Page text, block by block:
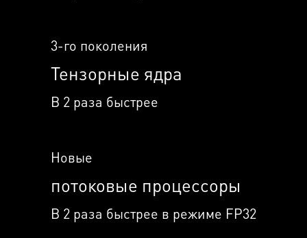
3-го поколения
Тензорные ядра
В 2 раза быстрее
Новые
потоковые процессоры
В 2 раза быстрее в режиме FP32